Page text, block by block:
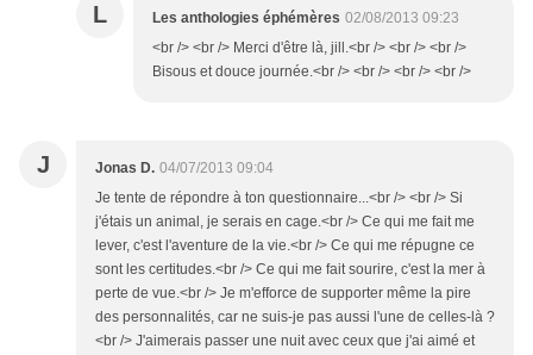
L Les anthologies éphémères 02/08/2013 09:23
<br /> <br /> Merci d'être là, jill.<br /> <br /> <br />
Bisous et douce journée.<br /> <br /> <br /> <br />
J Jonas D. 04/07/2013 09:04
Je tente de répondre à ton questionnaire...<br /> <br /> Si
j'étais un animal, je serais en cage.<br /> Ce qui me fait me
lever, c'est l'aventure de la vie.<br /> Ce qui me répugne ce
sont les certitudes.<br /> Ce qui me fait sourire, c'est la mer à
perte de vue.<br /> Je m'efforce de supporter même la pire
des personnalités, car ne suis-je pas aussi l'une de celles-là ?
<br /> J'aimerais passer une nuit avec ceux que j'ai aimé et